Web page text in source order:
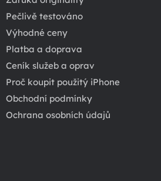
Pečlivě testováno
Výhodné ceny
Platba a doprava
Ceník služeb a oprav
Proč koupit použitý iPhone
Obchodní podmínky
Ochrana osobních údajů